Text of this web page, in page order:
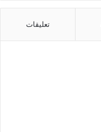
تعليقات